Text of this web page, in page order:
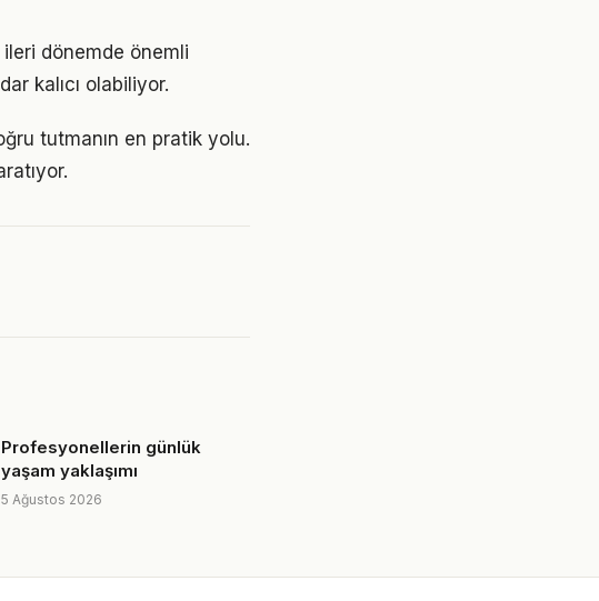
dönemde önemli
kalıcı olabiliyor.
tutmanın en pratik yolu.
Profesyonellerin günlük
yaşam yaklaşımı
5 Ağustos 2026